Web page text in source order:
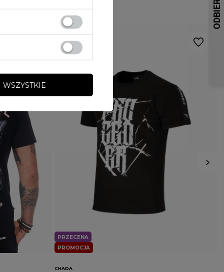
MĘŻCZYZNA
wymaganych przepisami
Zadaj pytanie a my odpowiemy
niezwłocznie, najciekawsze
PROMOCJA
PRZECENA
CHADA